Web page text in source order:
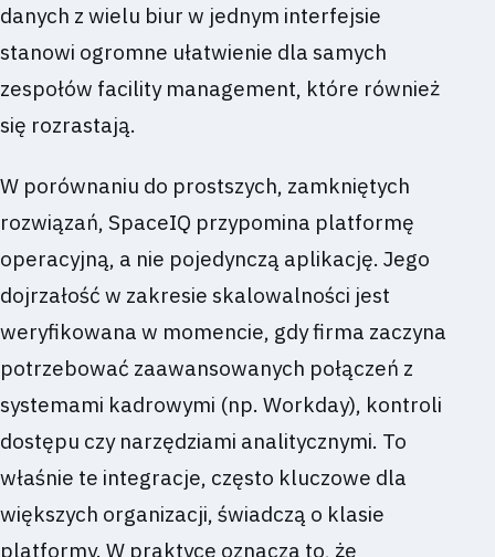
danych z wielu biur w jednym interfejsie
stanowi ogromne ułatwienie dla samych
zespołów facility management, które również
się rozrastają.
W porównaniu do prostszych, zamkniętych
rozwiązań, SpaceIQ przypomina platformę
operacyjną, a nie pojedynczą aplikację. Jego
dojrzałość w zakresie skalowalności jest
weryfikowana w momencie, gdy firma zaczyna
potrzebować zaawansowanych połączeń z
systemami kadrowymi (np. Workday), kontroli
dostępu czy narzędziami analitycznymi. To
właśnie te integracje, często kluczowe dla
większych organizacji, świadczą o klasie
platformy. W praktyce oznacza to, że